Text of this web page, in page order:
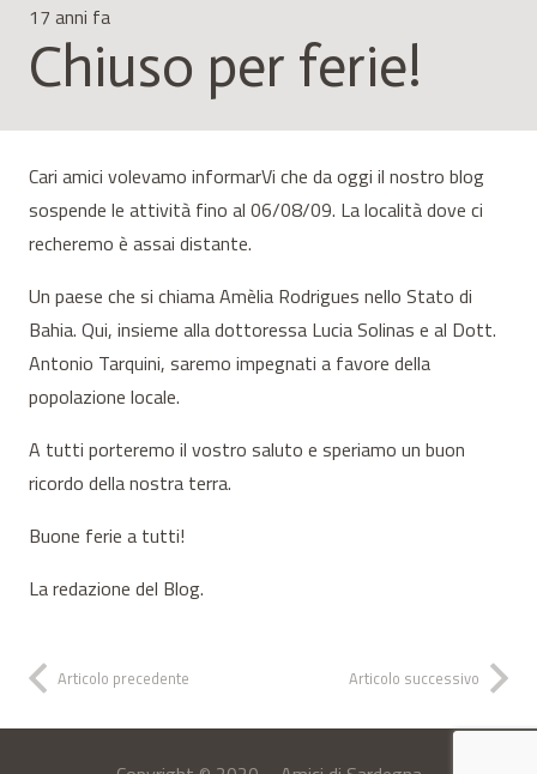
17 anni fa
Chiuso per ferie!
Cari amici volevamo informarVi che da oggi il nostro blog
sospende le attività fino al 06/08/09. La località dove ci
recheremo è assai distante.
Un paese che si chiama Amèlia Rodrigues nello Stato di
Bahia. Qui, insieme alla dottoressa Lucia Solinas e al Dott.
Antonio Tarquini, saremo impegnati a favore della
popolazione locale.
A tutti porteremo il vostro saluto e speriamo un buon
ricordo della nostra terra.
Buone ferie a tutti!
La redazione del Blog.
Articolo precedente Articolo successivo